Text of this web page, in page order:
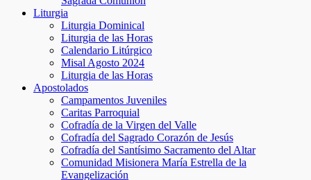
Liturgia
Liturgia Dominical
Liturgia de las Horas
Calendario Litúrgico
Misal Agosto 2024
Liturgia de las Horas
Apostolados
Campamentos Juveniles
Caritas Parroquial
Cofradía de la Virgen del Valle
Cofradía del Sagrado Corazón de Jesús
Cofradía del Santísimo Sacramento del Altar
Comunidad Misionera María Estrella de la
Evangelización